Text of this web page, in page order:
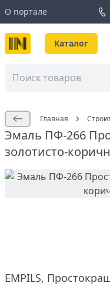
О портале
Каталог
Главная
Эмаль ПФ-266
золотисто-
EMPILS,